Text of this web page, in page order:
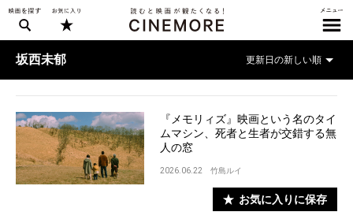
坂西未郁
『メモリィズ』映画という名のタイ
ムマシン、死者と生者が交錯する無
人の窓
2026.06.22 竹島ルイ
お気に入りに保存